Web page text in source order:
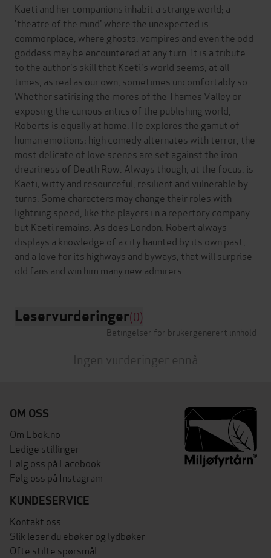
Kaeti and her companions inhabit a strange world; a
'theatre of the mind' where the unexpected is
commonplace, where ghosts, vampires and even the odd
goddess may be encountered at any turn. It is a tribute
to the author's skill that Kaeti's world seems, at all
times, as real as our own, sometimes uncomfortably so.
Whether satirising the mores of the Thames Valley or
exposing the curious antics of the publishing world,
Roberts is equally at home. He explores the gamut of
human emotions; high comedy alternates with terror, the
most delicate of love scenes are set against the iron
dreariness of Death Row. Always though, at the focus, is
Kaeti; witty and resourceful, resilient and vulnerable by
turns. Some characters may change their roles with
lightning speed, like the players i n a repertory company -
but Kaeti remains. As does London. Robert always
displays a knowledge of a city haunted by its own past,
and a love for its highways and byways, that will surprise
Leservurderinger(0)
Betingelser for brukergenerert innhold
Ingen vurderinger ennå
OM OSS
Om Ebok.no
Ledige stillinger
Følg oss på Facebook
Følg oss på Instagram
KUNDESERVICE
Kontakt oss
Slik leser du ebøker og lydbøker
Ofte stilte spørsmål